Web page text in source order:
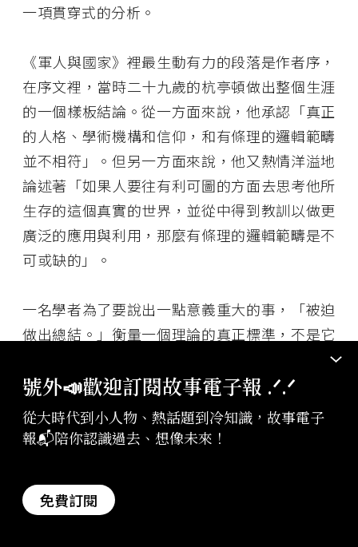
一項貫穿式的分析。
《軍人與國家》裡最生動有力的段落是作者序，
在序文裡，當時二十九歲的杭亭頓做出整個生涯
的一個樣板結論。從一方面來說，他承認「真正
的人格、學術機構和信仰，和有條理的邏輯範疇
並不相符」。但另一方面來說，他又熱情洋溢地
論述著「如果人要往有利可圖的方面去思考他所
生存的這個真實的世界，並從中得到教訓以做更
廣泛的應用與利用，那麼有條理的邏輯範疇是不
可或缺的」。
一名學者為了要說出一點意義重大的事，「被迫
做出總結。」衡量一個理論的真正標準，不是它
能對所有相關事實做出解釋，而是它能對那些事
實做出「比任何其他理論」更好的解釋。杭亭頓
堅持，若沒有經過抽象化與精簡化，會很難令人
理解。那些專注在理論不完美的人，沒有提出更
不間斷將經驗所得概述成書。
號外📣歡迎訂閱故事電子報 .ᐟ‪‪.ᐟ
從大時代到小人物、熱話題到冷知識，故事電子
報📬陪你認識過去、想像未來！
免費訂閱